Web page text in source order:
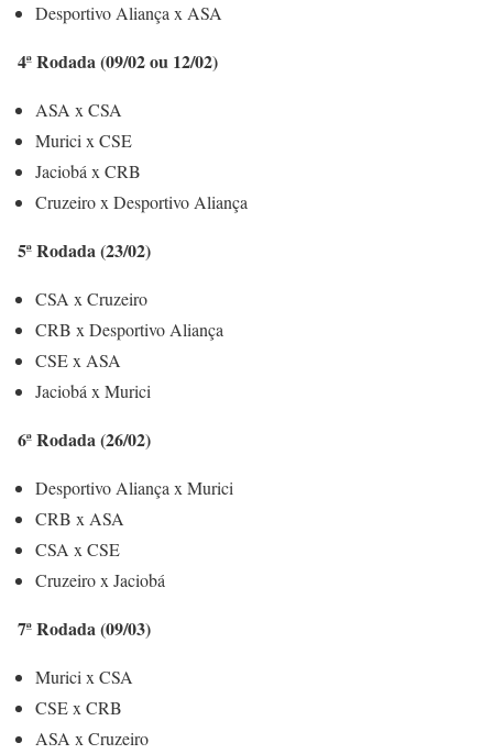
Desportivo Aliança x ASA
4ª Rodada (09/02 ou 12/02)
ASA x CSA
Murici x CSE
Jaciobá x CRB
Cruzeiro x Desportivo Aliança
5ª Rodada (23/02)
CSA x Cruzeiro
CRB x Desportivo Aliança
CSE x ASA
Jaciobá x Murici
6ª Rodada (26/02)
Desportivo Aliança x Murici
CRB x ASA
CSA x CSE
Cruzeiro x Jaciobá
7ª Rodada (09/03)
Murici x CSA
CSE x CRB
ASA x Cruzeiro